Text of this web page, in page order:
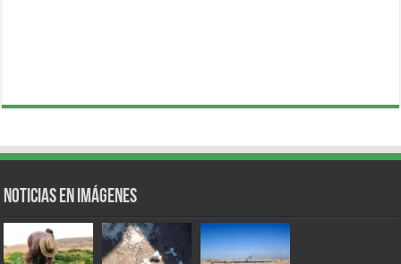
Noticias en Imágenes